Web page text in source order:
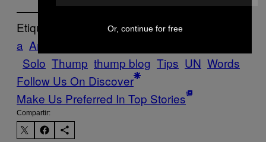
Etiquetado:
a Anécdota
Solo Thump thump blog Tips UN Words
Follow Us On Discover
Make Us Preferred In Top Stories
Compartir:
Or, continue for free